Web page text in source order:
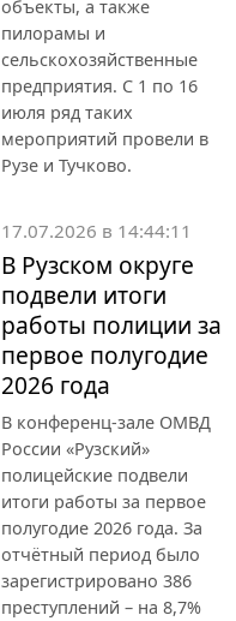
объекты, а также
пилорамы и
сельскохозяйственные
предприятия. С 1 по 16
июля ряд таких
мероприятий провели в
Рузе и Тучково.
17.07.2026 в 14:44:11
В Рузском округе
подвели итоги
работы полиции за
первое полугодие
2026 года
В конференц-зале ОМВД
России «Рузский»
полицейские подвели
итоги работы за первое
полугодие 2026 года. За
отчётный период было
зарегистрировано 386
преступлений – на 8,7%